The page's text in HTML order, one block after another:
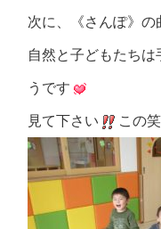
次に、《さんぽ》
自然と子どもたち
うです
見て下さい この